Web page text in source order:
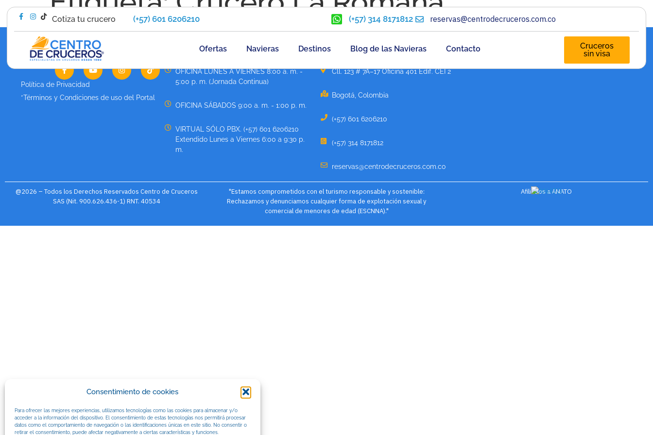
Consentimiento de cookies
Para ofrecer las mejores experiencias, utilizamos tecnologías como las cookies para almacenar y/o
acceder a la información del dispositivo. El consentimiento de estas tecnologías nos permitirá procesar
datos como el comportamiento de navegación o las identificaciones únicas en este sitio. No consentir o
retirar el consentimiento, puede afectar negativamente a ciertas características y funciones.
Cotiza tu crucero (+57) 601 6206210 (+57) 314 8171812 reservas@centrodecruceros.com.co
Ofertas Navieras Destinos Blog de las Navieras Contacto
Cruceros
sin visa
Política de Privacidad
*Términos y Condiciones de uso del Portal
OFICINA LUNES A VIERNES 8:00 a. m. -
5:00 p. m. (Jornada Continua)
OFICINA SÁBADOS 9:00 a. m. - 1:00 p. m.
VIRTUAL SÓLO PBX. (+57) 601 6206210
Extendido Lunes a Viernes 6:00 a 9:30 p.
m.
Cll. 123 # 7A–17 Oficina 401 Edif. CEI 2
Bogotá, Colombia
(+57) 601 6206210
(+57) 314 8171812
reservas@centrodecruceros.com.co
@2026 – Todos los Derechos Reservados Centro de Cruceros
SAS (Nit. 900.626.436-1) RNT. 40534
"Estamos comprometidos con el turismo responsable y sostenible:
Rechazamos y denunciamos cualquier forma de explotación sexual y
comercial de menores de edad (ESCNNA)."
Afiliados a ANATO